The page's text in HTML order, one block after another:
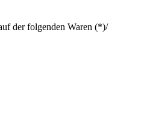
der folgenden Waren (*)/